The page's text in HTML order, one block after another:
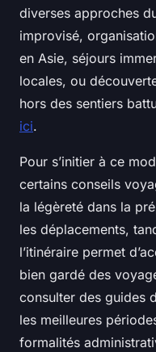
diverses approches
improvisé,
en Asie, séjours
locales, ou
hors des sentiers
ici.
Pour s’initier à ce
certains conseils
la légèreté dans la
les déplacements,
l’itinéraire permet
bien gardé des
consulter des guides
les meilleures
formalités